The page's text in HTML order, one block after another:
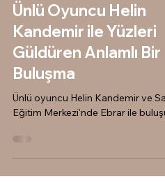
Ünlü Oyuncu Helin
Kandemir ile Yüzleri
Güldüren Anlamlı Bir
Buluşma
Ünlü oyuncu Helin Kandemir ve
Eğitim Merkezi'nde Ebrar ile